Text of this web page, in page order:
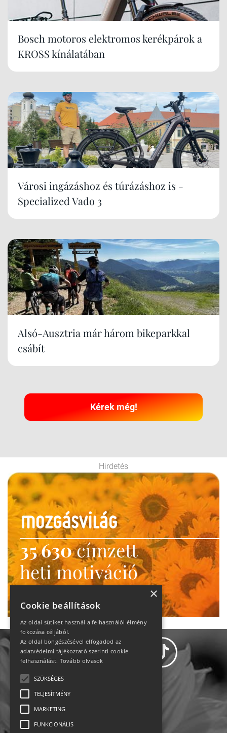
Bosch motoros elektromos kerékpárok a
KROSS kínálatában
Városi ingázáshoz és túrázáshoz is -
Specialized Vado 3
Alsó-Ausztria már három bikeparkkal
csábít
Kérek még!
Hirdetés
35 630címzett
heti motiváció
Ne maradj le!
×
Cookie beállítások
Az oldal sütiket használ a felhasználói élmény
fokozása céljából.
Az oldal böngészésével elfogadod az
adatvédelmi tájékoztató szerinti cookie
felhasználást. Tovább olvasok
SZÜKSÉGES
TELJESÍTMÉNY
MARKETING
FUNKCIONÁLIS